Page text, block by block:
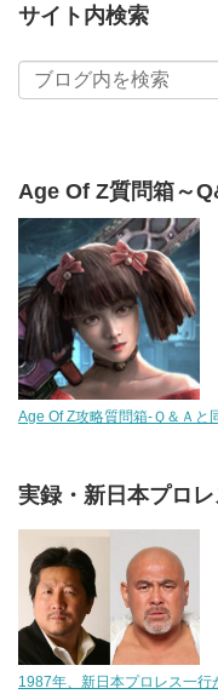
サイト内検索
Age Of Z質問箱～
Age Of Z攻略質問箱-Ｑ＆Ａと
実録・新日本プロ
1987年、新日本プロレス一